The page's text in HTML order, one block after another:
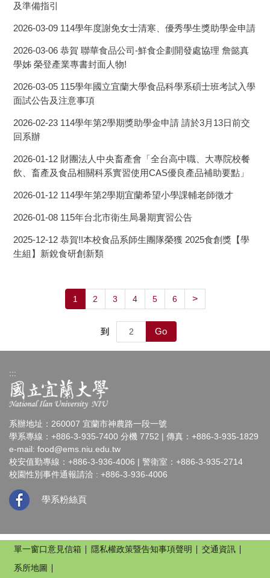
及準備指引
2026-03-09 114學年度謝免女士清寒、優秀學生獎助學金申請
2026-03-06 恭賀 聯華食品公司-鮮食企劃開發處協理 詹懿真
學姊 榮登產業專書封面人物!
2026-03-05 115學年國立宜蘭大學食品科學系碩士班考試入學
面試公告及注意事項
2026-02-23 114學年第2學期獎助學金申請 請於3月13日前交
回系辦
2026-01-12 財團法人中央畜產會「全台高中職、大專院校餐
飲、畜產及食品相關科系實習使用CAS優良產品補助要點」
2026-01-12 114學年第2學期宜蘭希望小學課輔老師徵才
2026-01-08 115年台北市衛生局暑期實習公告
2025-12-12 恭賀!!本校食品系師生團隊榮獲 2025食創獎【學
生組】新銳食研創新類
1 2 3 4 5 6 >
到 Go
:::
系辦地址：260007 宜蘭市神農路一段一號
學系專線：+886-3-935-7400 分機 7752 | 傳真：+886-3-935-1829
e-mail: food@ems.niu.edu.tw
校安值勤專線：+886-3-936-4006 | 警衛室：+886-3-935-2714
校園性別事件通報請洽 : +886-3-936-4006
學系粉絲頁
單一窗口意見信箱 隱私權政策暨告知事項聲明
交通資訊
系所地圖